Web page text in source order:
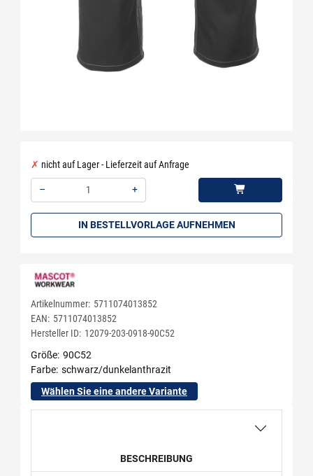
nicht auf Lager - Lieferzeit auf Anfrage
–
+
IN BESTELLVORLAGE AUFNEHMEN
Artikelnummer: 5711074013852
EAN: 5711074013852
Hersteller ID: 12079-203-0918-90C52
Größe 90C52
Farbe schwarz/dunkelanthrazit
Wählen Sie eine andere Variante
BESCHREIBUNG